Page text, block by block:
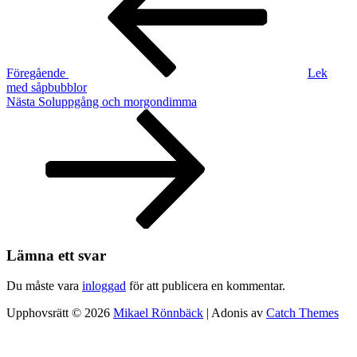
Föregående
Lek
med såpbubblor
Nästa
Nästa Soluppgång och morgondimma
Lämna ett svar
Du måste vara inloggad för att publicera en kommentar.
Upphovsrätt © 2026 Mikael Rönnbäck | Adonis av Catch Themes